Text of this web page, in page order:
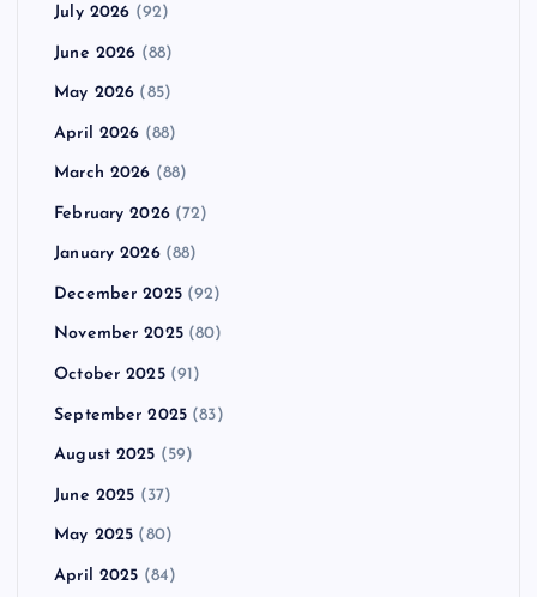
July 2026 (92)
June 2026 (88)
May 2026 (85)
April 2026 (88)
March 2026 (88)
February 2026(72)
January 2026(88)
December 2025(92)
November 2025(80)
October 2025(91)
September 2025 (83)
August 2025 (59)
June 2025 (37)
May 2025 (80)
April 2025 (84)